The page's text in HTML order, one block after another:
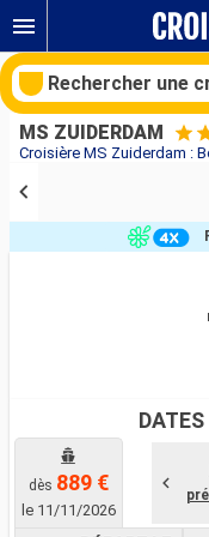
MS ZUIDERDAM
dès 889 €
le 11/11/2026
Rechercher une